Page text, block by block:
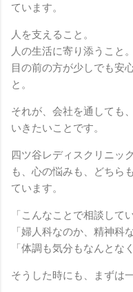
ています。
人を支えること。
人の生活に寄り添うこと。
目の前の方が少しでも安
と。
それが、会社を通しても
いきたいことです。
四ツ谷レディスクリニッ
も、心の悩みも、どちら
ています。
「こんなことで相談して
「婦人科なのか、精神科
「体調も気分もなんとな
そうした時にも、まずは